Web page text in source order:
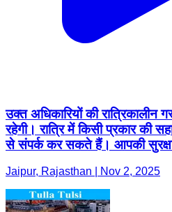
उक्त अधिकारियों की
रहेगी। रात्रि में किसी प्रकार की
से संपर्क कर सकते हैं। आपकी सुरक्षा
Jaipur, Rajasthan | Nov 2, 2025